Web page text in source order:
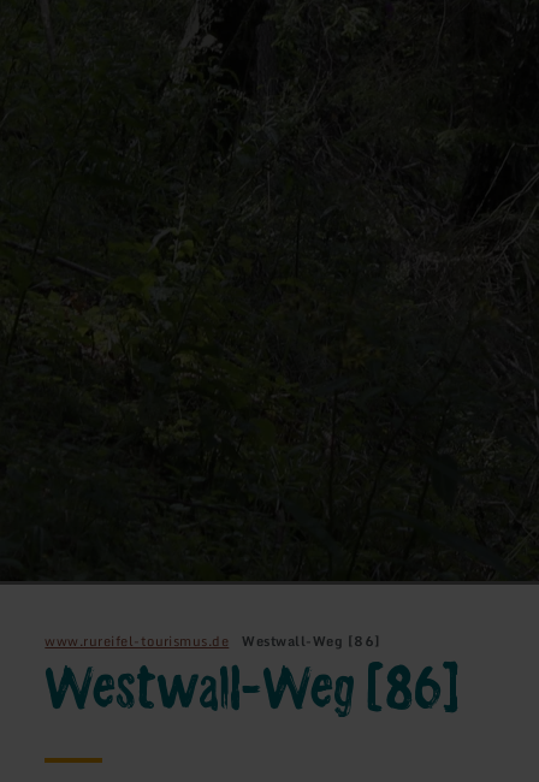
www.rureifel-tourismus.de Westwall-Weg [86]
Westwall-Weg [86]